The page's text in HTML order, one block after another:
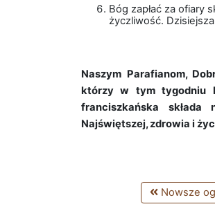
Bóg zapłać za ofiary
życzliwość.
Naszym Parafianom,
którzy w tym tygodniu
franciszkańska składa
Najświętszej, zdrowia i
Nowsze